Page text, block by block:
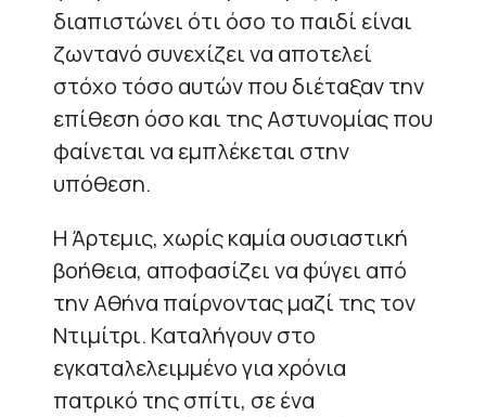
διαπιστώνει ότι όσο το παιδί είναι
ζωντανό συνεχίζει να αποτελεί
στόχο τόσο αυτών που διέταξαν την
επίθεση όσο και της Αστυνομίας που
φαίνεται να εμπλέκεται στην
υπόθεση.
Η Άρτεμις, χωρίς καμία ουσιαστική
βοήθεια, αποφασίζει να φύγει από
την Αθήνα παίρνοντας μαζί της τον
Ντιμίτρι. Καταλήγουν στο
εγκαταλελειμμένο για χρόνια
πατρικό της σπίτι, σε ένα